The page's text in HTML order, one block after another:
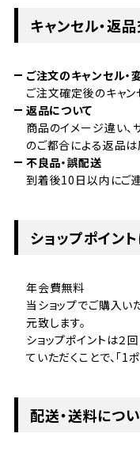
キャンセル・返
ご注文のキャンセル・
ご注文確定後のキャン
返品について
商品のイメージ違い
のご都合による返品
不良品・誤配送
到着後10日以内にご連
ショップポイン
年会費無料
当ショップでご購入
元致します。
ショップポイントは２
ていただくことで、「1
配送・送料につ